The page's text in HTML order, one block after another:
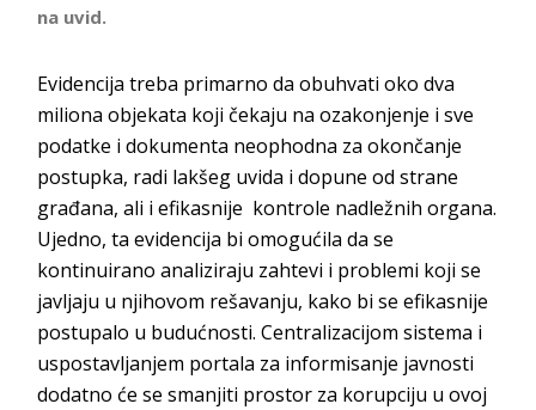
na uvid.
Evidencija treba primarno da obuhvati oko dva
miliona objekata koji čekaju na ozakonjenje i sve
podatke i dokumenta neophodna za okončanje
postupka, radi lakšeg uvida i dopune od strane
građana, ali i efikasnije kontrole nadležnih organa.
Ujedno, ta evidencija bi omogućila da se
kontinuirano analiziraju zahtevi i problemi koji se
javljaju u njihovom rešavanju, kako bi se efikasnije
postupalo u budućnosti. Centralizacijom sistema i
uspostavljanjem portala za informisanje javnosti
dodatno će se smanjiti prostor za korupciju u ovoj